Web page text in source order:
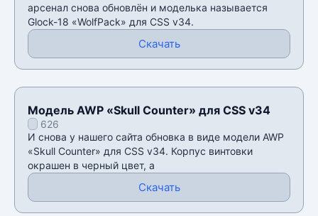
арсенал снова обновлён и моделька называется
Glock-18 «WolfPack» для CSS v34.
Скачать
Модель AWP «Skull Counter» для CSS v34
626
И снова у нашего сайта обновка в виде модели AWP
«Skull Counter» для CSS v34. Корпус винтовки
окрашен в черный цвет, а
Скачать